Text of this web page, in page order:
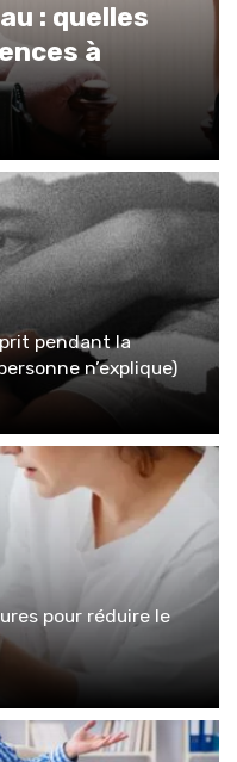
: quelles
à
pendant la
n’explique)
pour réduire le